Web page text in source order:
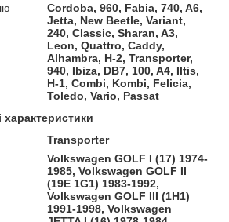
Cordoba, 960, Fabia, 740, A6,
Jetta, New Beetle, Variant,
240, Classic, Sharan, A3,
Leon, Quattro, Caddy,
Alhambra, H-2, Transporter,
940, Ibiza, DB7, 100, A4, Iltis,
H-1, Combi, Kombi, Felicia,
Toledo, Vario, Passat
Transporter
Volkswagen GOLF I (17) 1974-
1985, Volkswagen GOLF II
(19E 1G1) 1983-1992,
Volkswagen GOLF III (1H1)
1991-1998, Volkswagen